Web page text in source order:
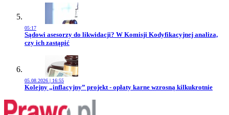
05:17
Przejdź do artykułu:
Sądowi asesorzy do likwidacji? W Komisji Kodyfikacyjnej analiza,
czy ich zastąpić
05.08.2026 | 16:55
Przejdź do artykułu:
Kolejny „inflacyjny” projekt - opłaty karne wzrosną kilkukrotnie